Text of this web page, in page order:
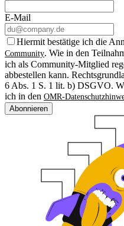
E-Mail
Hiermit bestätige ich die
Community. Wie in den
ich als Community-Mitglied
abbestellen kann.
6 Abs. 1 S. 1 lit. b) DSGVO.
ich in den OMR-
Abonnieren